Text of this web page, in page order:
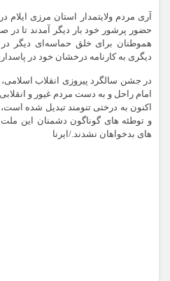
آری مردم ولایتمدار استان مرزی ایلام
حضور پرشور خود بار دیگر آمدند تا در
هموطنان برای خلق حماسه‌ای دیگر
دیگری به کارنامه درخشان خود در
در جشن سالگرد پیروزی انقلاب اسلامی،
امام راحل و به دست مردم غیور و
اکنون به درختی تنومند تبدیل شده
و توطئه های گوناگون دشمنان این
های بدخواهان نشدند./ایرنا